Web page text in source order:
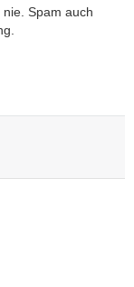
Spam auch